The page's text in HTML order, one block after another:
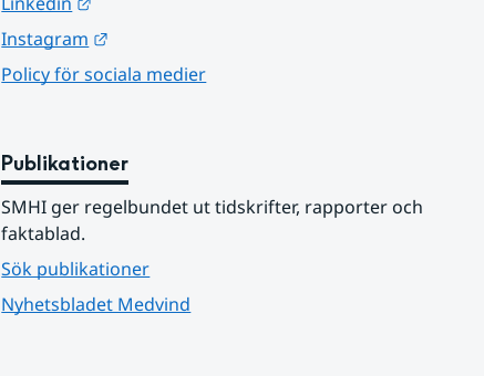
Instagram
Policy för sociala medier
Publikationer
SMHI ger regelbundet ut tidskrifter, rapporter och
faktablad.
Sök publikationer
Nyhetsbladet Medvind